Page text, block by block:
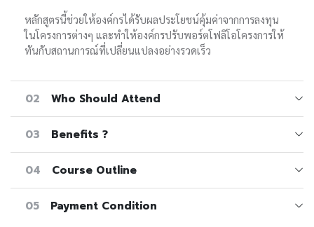
หลักสูตรนี้ช่วยให้องค์กรได้รับผลประโยชน์คุ้มค่าจากการลงทุน
ในโครงการต่างๆ และทำให้องค์กรปรับพอร์ตโฟลิโอโครงการให้
ทันกับสถานการณ์ที่เปลี่ยนแปลงอย่างรวดเร็ว
02 Who Should Attend
03 Benefits ?
04 Course Outline
05 Payment Condition